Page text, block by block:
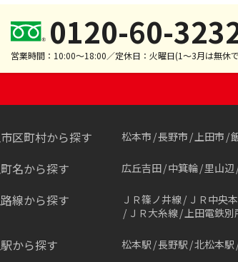
0120-60-
営業時間：10:00～18:00／定休日：火曜日(1～3月は無休
市区町村から探す 松本市 長野市 上田市
町名から探す 広丘吉田 中箕輪 里山辺
路線から探す ＪＲ篠ノ井線 ＪＲ中央
ＪＲ大糸線 上田電鉄別
駅から探す 松本駅 長野駅 北松本駅